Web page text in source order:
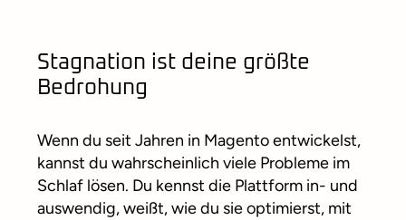
Stagnation ist deine größte
Bedrohung
Wenn du seit Jahren in Magento entwickelst,
kannst du wahrscheinlich viele Probleme im
Schlaf lösen. Du kennst die Plattform in- und
auswendig, weißt, wie du sie optimierst, mit